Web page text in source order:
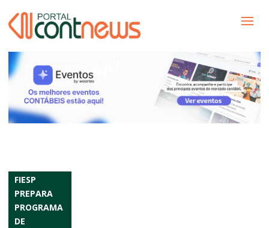
FIESP
PREPARA
PROGRAMA
DE